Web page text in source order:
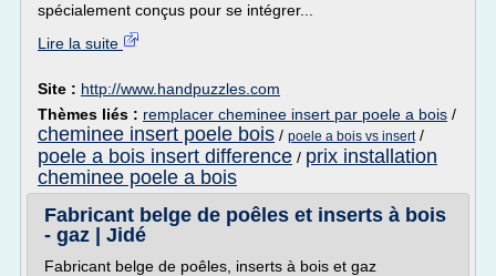
spécialement conçus pour se intégrer...
Lire la suite
Site : http://www.handpuzzles.com
Thèmes liés : remplacer cheminee insert par poele a bois /
cheminee insert poele bois / poele a bois vs insert/
poele a bois insert difference / prix installation
cheminee poele a bois
Fabricant belge de poêles et inserts à bois
- gaz | Jidé
Fabricant belge de poêles, inserts à bois et gaz